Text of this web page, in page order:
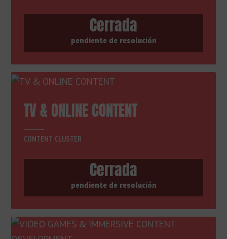
Cerrada
pendiente de resolución
TV & ONLINE CONTENT
CONTENT CLUSTER
Cerrada
pendiente de resolución